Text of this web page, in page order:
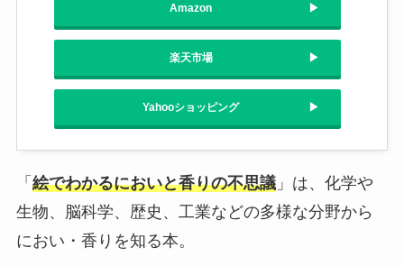
Amazon
楽天市場
Yahooショッピング
「 絵でわかるにおいと香りの不思議」は、化学や
生物、脳科学、歴史、工業などの多様な分野から
におい・香りを知る本。